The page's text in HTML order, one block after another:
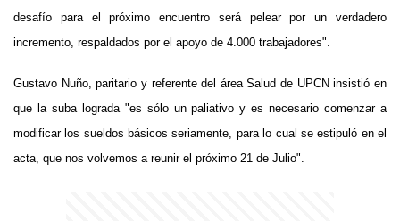
desafío para el próximo encuentro será pelear por un verdadero
incremento, respaldados por el apoyo de 4.000 trabajadores".
Gustavo Nuño, paritario y referente del área Salud de UPCN insistió en
que la suba lograda "es sólo un paliativo y es necesario comenzar a
modificar los sueldos básicos seriamente, para lo cual se estipuló en el
acta, que nos volvemos a reunir el próximo 21 de Julio".